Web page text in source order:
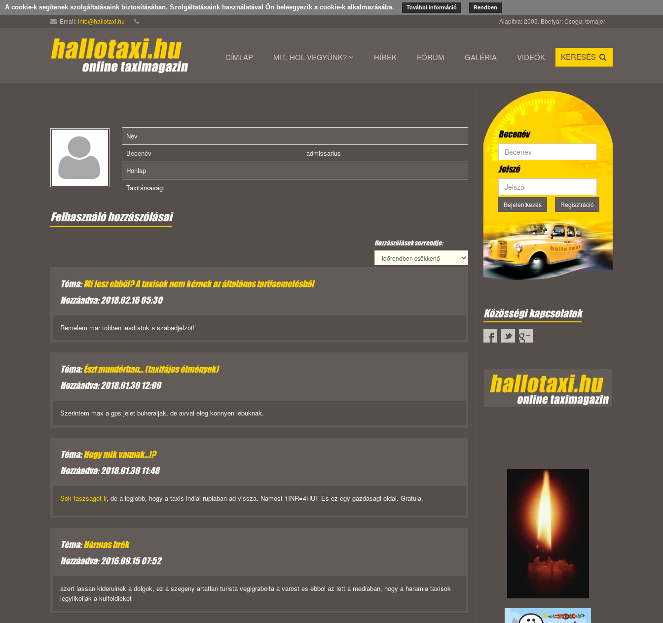
A cookie-k segítenek szolgáltatásaink biztosításában. Szolgáltatásaink használatával Ön beleegyezik a cookie-k alkalmazásába. További információ Rendben
Email:info@hallotaxi.hu Alapítva: 2005. Bbetyár; Csogu; tomajer
CÍMLAP MIT, HOL VEGYÜNK? HÍREK FÓRUM GALÉRIA VIDEÓK KERESÉS
Név
Becenév
admissarius
Honlap
Taxitársaság:
Felhasználó hozzászólásai
Hozzászólások sorrendje:
Téma:Mi lesz ebből? A taxisok nem kérnek az általános tarifaemelésből
Hozzáadva: 2018.02.16 05:30
Remelem mar tobben leadtatok a szabadjelzot!
Téma:Észt mundérban... (taxifájos élmények)
Hozzáadva: 2018.01.30 12:00
Szerintem max a gps jelet buheraljak, de avval eleg konnyen lebuknak.
Téma:Hogy mik vannak...!?
Hozzáadva: 2018.01.30 11:48
Sok faszsagot ir, de a legjobb, hogy a taxis indiai rupiaban ad vissza. Namost 1INR=4HUF Es ez egy gazdasagi oldal. Gratula.
Téma:Hármas brék
Hozzáadva: 2016.09.15 07:52
azert lassan kiderulnek a dolgok, ez a szegeny artatlan turista vegigrabolta a varost es ebbol az lett a mediaban, hogy a haramia taxisok
legyilkoljak a kulfoldieket
Becenév
Jelszó
Bejelentkezés Regisztráció
Közösségi kapcsolatok